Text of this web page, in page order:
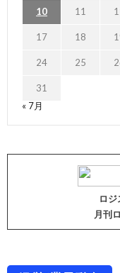
10 11
17 18
24 25
31
« 7月
ロ
月刊